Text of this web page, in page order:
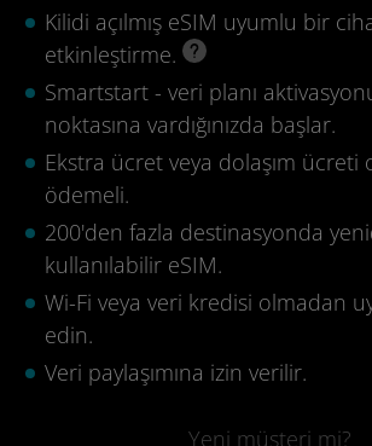
Kilidi açılmış eSIM uyumlu bir
etkinleştirme.
Smartstart - veri planı
noktasına vardığınızda başlar.
Ekstra ücret veya dolaşım ücreti
ödemeli.
200'den fazla destinasyonda
kullanılabilir eSIM.
Wi-Fi veya veri kredisi olmadan
edin.
Veri paylaşımına izin verilir.
Yeni müşteri mi?